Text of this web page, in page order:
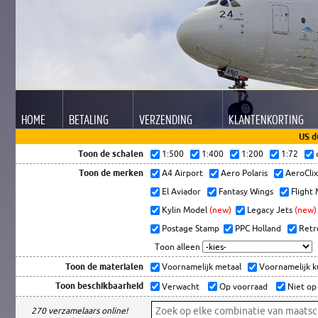
HOME BETALING VERZENDING KLANTENKORTING
US
Toon de schalen
1:500 1:400 1:200 1:72
Toon de merken A4 Airport Aero Polaris
El Aviador
Fantasy Wings
Flight
Kylin Model (new) Legacy Jets (new)
Postage Stamp
PPC Holland
Toon alleen
Toon de materialen Voornamelijk metaal Voornamelijk
Toon beschikbaarheid Verwacht Op voorraad Niet
270 verzamelaars online!